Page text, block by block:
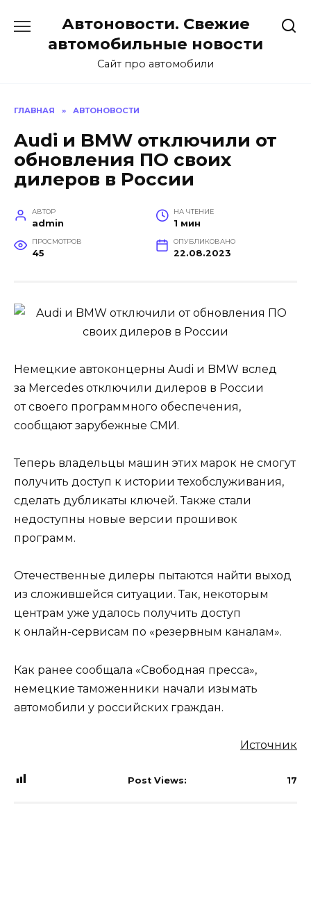
содержанию
Автоновости. Свежие
автомобильные новости
Сайт про автомобили
ГЛАВНАЯ » АВТОНОВОСТИ
Audi и BMW отключили от
обновления ПО своих
дилеров в России
АВТОР
admin
НА ЧТЕНИЕ
1 мин
ПРОСМОТРОВ
45
ОПУБЛИКОВАНО
22.08.2023
Немецкие автоконцерны Audi и BMW вслед
за Mercedes отключили дилеров в России
от своего программного обеспечения,
сообщают зарубежные СМИ.
Теперь владельцы машин этих марок не смогут
получить доступ к истории техобслуживания,
сделать дубликаты ключей. Также стали
недоступны новые версии прошивок
программ.
Отечественные дилеры пытаются найти выход
из сложившейся ситуации. Так, некоторым
центрам уже удалось получить доступ
к онлайн-сервисам по «резервным каналам».
Как ранее сообщала «Свободная пресса»,
немецкие таможенники начали изымать
автомобили у российских граждан.
Источник
Post Views: 17